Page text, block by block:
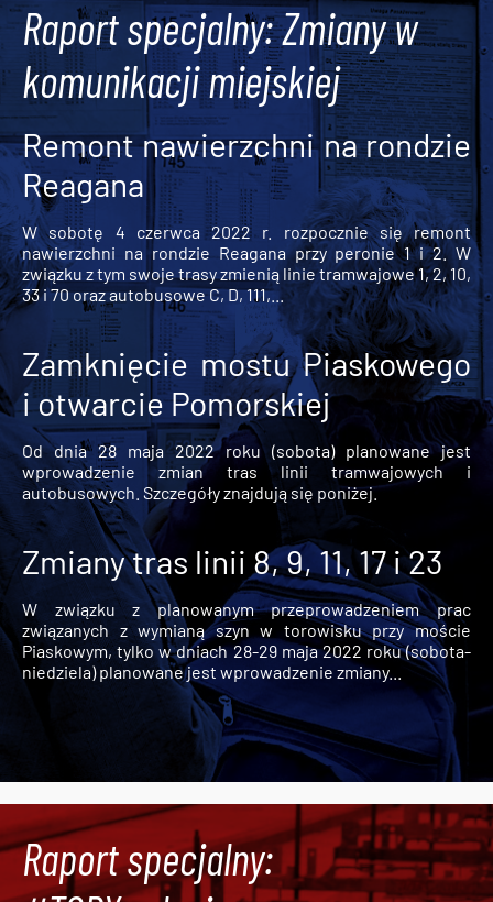
Raport specjalny: Zmiany w
komunikacji miejskiej
Remont nawierzchni na rondzie
Reagana
W sobotę 4 czerwca 2022 r. rozpocznie się remont
nawierzchni na rondzie Reagana przy peronie 1 i 2. W
związku z tym swoje trasy zmienią linie tramwajowe 1, 2, 10,
33 i 70 oraz autobusowe C, D, 111,...
Zamknięcie mostu Piaskowego
i otwarcie Pomorskiej
Od dnia 28 maja 2022 roku (sobota) planowane jest
wprowadzenie zmian tras linii tramwajowych i
autobusowych. Szczegóły znajdują się poniżej.
Zmiany tras linii 8, 9, 11, 17 i 23
W związku z planowanym przeprowadzeniem prac
związanych z wymianą szyn w torowisku przy moście
Piaskowym, tylko w dniach 28-29 maja 2022 roku (sobota-
niedziela) planowane jest wprowadzenie zmiany...
Raport specjalny: